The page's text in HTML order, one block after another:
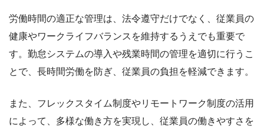
労働時間の適正な管理は、法令遵守だけでなく、従業員の
健康やワークライフバランスを維持するうえでも重要で
す。勤怠システムの導入や残業時間の管理を適切に行うこ
とで、長時間労働を防ぎ、従業員の負担を軽減できます。
また、フレックスタイム制度やリモートワーク制度の活用
によって、多様な働き方を実現し、従業員の働きやすさを